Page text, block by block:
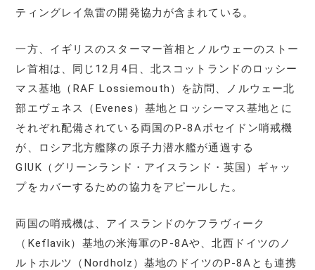
ティングレイ魚雷の開発協力が含まれている。
一方、イギリスのスターマー首相とノルウェーのストー
レ首相は、同じ12月4日、北スコットランドのロッシー
マス基地（RAF Lossiemouth）を訪問、ノルウェー北
部エヴェネス（Evenes）基地とロッシーマス基地とに
それぞれ配備されている両国のP-8Aポセイドン哨戒機
が、ロシア北方艦隊の原子力潜水艦が通過する
GIUK（グリーンランド・アイスランド・英国）ギャッ
プをカバーするための協力をアピールした。
両国の哨戒機は、アイスランドのケフラヴィーク
（Keflavik）基地の米海軍のP-8Aや、北西ドイツのノ
ルトホルツ（Nordholz）基地のドイツのP-8Aとも連携